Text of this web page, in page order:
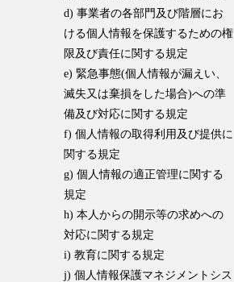
d) 事業者の各部門及び階層にお
ける個人情報を保護するための権
限及び責任に関する規定
e) 緊急事態(個人情報が漏えい、
滅失又は棄損をした場合)への準
備及び対応に関する規定
f) 個人情報の取得利用及び提供に
関する規定
g) 個人情報の適正管理に関する
規定
h) 本人からの開示等の求めへの
対応に関する規定
i) 教育に関する規定
j) 個人情報保護マネジメントシス